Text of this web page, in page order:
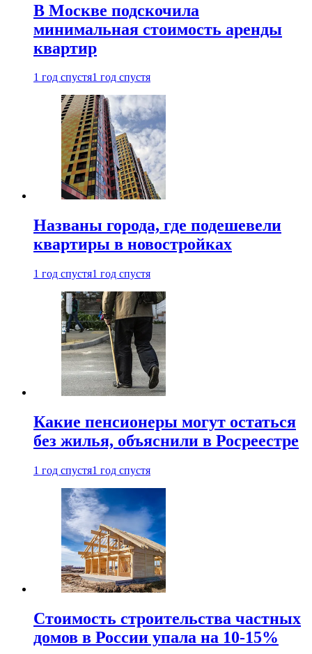
В Москве подскочила
минимальная стоимость аренды
квартир
1 год спустя1 год спустя
Названы города, где подешевели
квартиры в новостройках
1 год спустя1 год спустя
Какие пенсионеры могут остаться
без жилья, объяснили в Росреестре
1 год спустя1 год спустя
Стоимость строительства частных
домов в России упала на 10-15%